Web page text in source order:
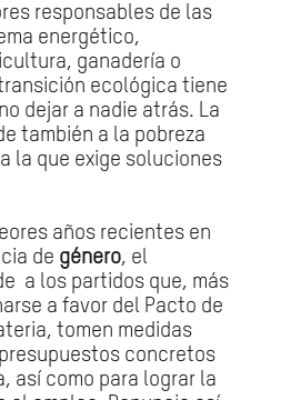
responsables de las
energético,
ganadería o
ecológica tiene
dejar a nadie atrás. La
también a la pobreza
la que exige soluciones
años recientes en
de género, el
a los partidos que, más
a favor del Pacto de
tomen medidas
concretos
así como para lograr la